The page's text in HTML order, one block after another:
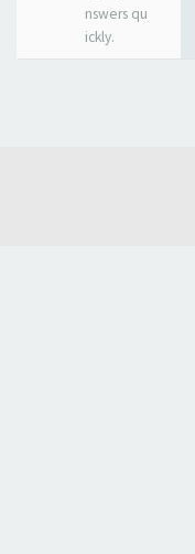
nswers qu
ickly.